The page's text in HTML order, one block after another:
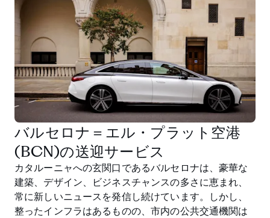
バルセロナ＝エル・プラット空港
(BCN)の送迎サービス
カタルーニャへの玄関口であるバルセロナは、豪華な
建築、デザイン、ビジネスチャンスの多さに恵まれ、
常に新しいニュースを発信し続けています。しかし、
整ったインフラはあるものの、市内の公共交通機関は